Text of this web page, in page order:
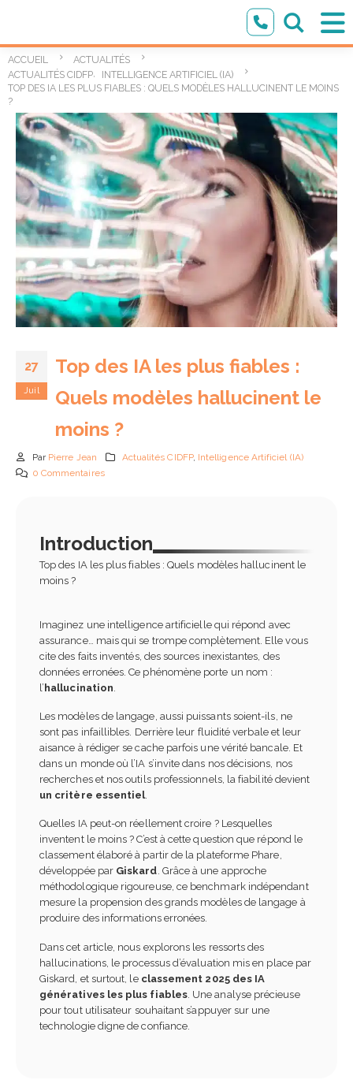
ACCUEIL
ACTUALITÉS
ACTUALITÉS CIDFP,
INTELLIGENCE ARTIFICIEL (IA)
TOP DES IA LES PLUS FIABLES : QUELS MODÈLES HALLUCINENT LE MOINS
?
27
Juil
Top des IA les plus fiables :
Quels modèles hallucinent le
moins ?
Par Pierre Jean Actualités CIDFP, Intelligence Artificiel (IA)
0 Commentaires
Introduction
Top des IA les plus fiables : Quels modèles hallucinent le
moins ?
Imaginez une intelligence artificielle qui répond avec
assurance… mais qui se trompe complètement. Elle vous
cite des faits inventés, des sources inexistantes, des
données erronées. Ce phénomène porte un nom :
l’ hallucination
Les modèles de langage, aussi puissants soient-ils, ne
sont pas infaillibles. Derrière leur fluidité verbale et leur
aisance à rédiger se cache parfois une vérité bancale. Et
dans un monde où l’IA s’invite dans nos décisions, nos
recherches et nos outils professionnels, la fiabilité devient
un critère essentiel.
Quelles IA peut-on réellement croire ? Lesquelles
inventent le moins ? C’est à cette question que répond le
classement élaboré à partir de la plateforme Phare,
développée par Giskard. Grâce à une approche
méthodologique rigoureuse, ce benchmark indépendant
mesure la propension des grands modèles de langage à
produire des informations erronées.
Dans cet article, nous explorons les ressorts des
hallucinations, le processus d’évaluation mis en place par
Giskard, et surtout, le classement 2025 des IA
génératives les plus fiables. Une analyse précieuse
pour tout utilisateur souhaitant s’appuyer sur une
technologie digne de confiance.
IA en entreprise et
est devenu
Référent handicap en
et obligations
Référent harcèlement en
entreprise : rôle,
Financer une formation
professionnelle en 2026 : le
guide complet
Choisir son IA en fonction
de ses besoins : guide
complet pour ne plus se
Cybercriminalité : le
IA générative : les 7
juridiques à éviter quand
vous utilisez des
tiers
Comprendre le MCP en 5
minutes
28 juin 2025
gouvernement
23 juin 2025
Guide Officiel 2025 : Tout
savoir sur votre compte
et son montant
Les 30 biais cognitifs au
travail qui sabotent vos
décisions (et comment
éviter)
22 juin 2025